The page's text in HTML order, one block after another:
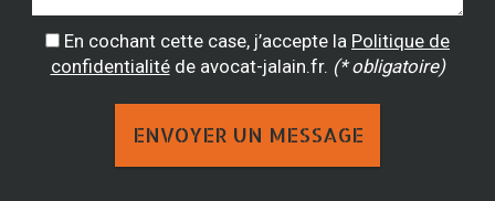
En cochant cette case, j’accepte la Politique de
confidentialitéde avocat-jalain.fr. (* obligatoire)